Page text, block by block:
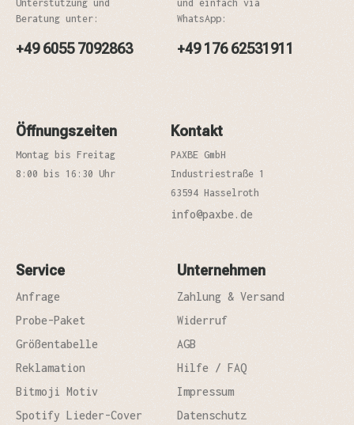
Unterstützung und
Beratung unter:
+49 6055 7092863
und einfach via
WhatsApp:
+49 176 62531911
Öffnungszeiten
Montag bis Freitag
8:00 bis 16:30 Uhr
Kontakt
PAXBE GmbH
Industriestraße 1
63594 Hasselroth
info@paxbe.de
Service
Anfrage
Probe-Paket
Größentabelle
Reklamation
Bitmoji Motiv
Spotify Lieder-Cover
Unternehmen
Zahlung & Versand
Widerruf
AGB
Hilfe / FAQ
Impressum
Datenschutz